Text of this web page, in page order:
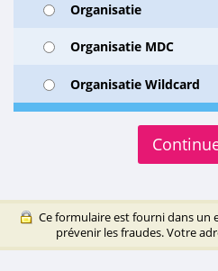
Organisatie
Organisatie MDC
Organisatie Wildcard
Ce formulaire est fourni dans un
prévenir les fraudes. Votre